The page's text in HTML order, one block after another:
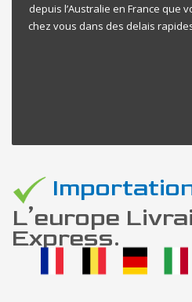
depuis l’Australie en France que
chez vous dans des delais
L’europe
Express.